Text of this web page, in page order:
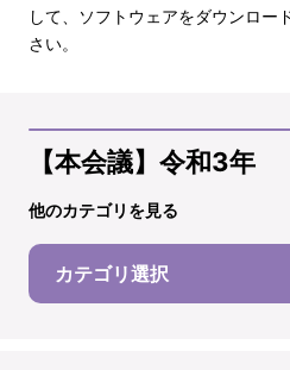
して、ソフトウェアをダウンロー
さい。
【本会議】令和3年
他のカテゴリを見る
カテゴリ選択